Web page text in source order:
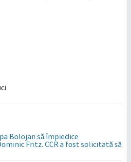
Bolojan să împiedice
Fritz. CCR a fost solicitată să